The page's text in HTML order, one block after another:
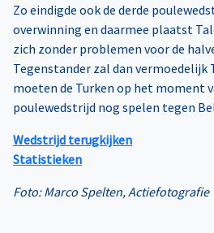
Zo eindigde ook de derde
overwinning en daarmee plaatst
zich zonder problemen voor de
Tegenstander zal dan vermoedelijk
moeten de Turken op het moment
poulewedstrijd nog spelen tegen
Wedstrijd terugkijken
Statistieken
Foto: Marco Spelten, Actiefotografie